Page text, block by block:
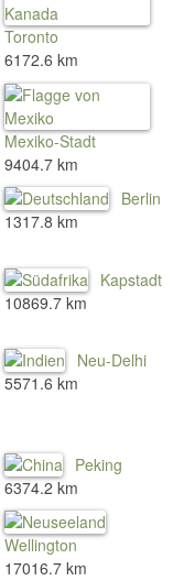
Toronto
6172.6 km
Mexiko-Stadt
9404.7 km
Berlin
1317.8 km
Kapstadt
10869.7 km
Neu-Delhi
5571.6 km
Peking
6374.2 km
Wellington
17016.7 km